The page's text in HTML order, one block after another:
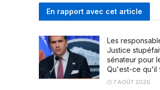
En rapport avec cet article
Les
Justice
sénateur pour
Qu'est-ce qu'il
7 AOÛT 2026